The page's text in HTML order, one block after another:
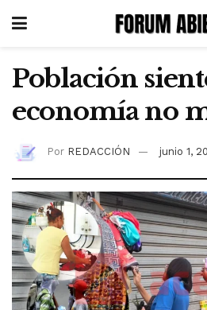
Población
economía no
Por REDACCIÓN junio 1,